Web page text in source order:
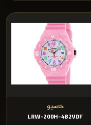
كاسيو
LRW-200H-4B2VDF